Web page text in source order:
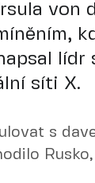
von
síti X.
s